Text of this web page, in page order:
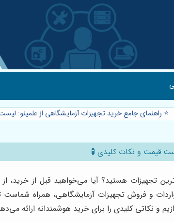
⭐️ راهنمای جامع خرید تجهیزات آزمایشگاهی از علمینو:
قیمت و نکات کلیدی 🧪
تجهیزات هستید؟ آیا می‌خواهید قبل از
و فروش تجهیزات آزمایشگاهی، همراه شماست
و نکاتی کلیدی را برای خرید هوشمندانه ارائه